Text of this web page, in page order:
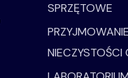
SPRZĘTOWE
PRZYJMOWANIE
NIECZYSTOŚCI